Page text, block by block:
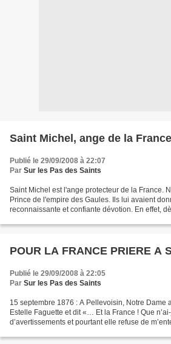
Saint Michel, ange de la
Publié le 29/09/2008 à 22:07
Par Sur les Pas des Saints
Saint Michel est l'ange protecteur de la France.
Prince de l'empire des Gaules. Ils lui avaient
reconnaissante et confiante dévotion. En effet,
POUR LA FRANCE PRIERE A
Publié le 29/09/2008 à 22:05
Par Sur les Pas des Saints
15 septembre 1876 : A Pellevoisin, Notre Dame
Estelle Faguette et dit «… Et la France ! Que
d’avertissements et pourtant elle refuse de